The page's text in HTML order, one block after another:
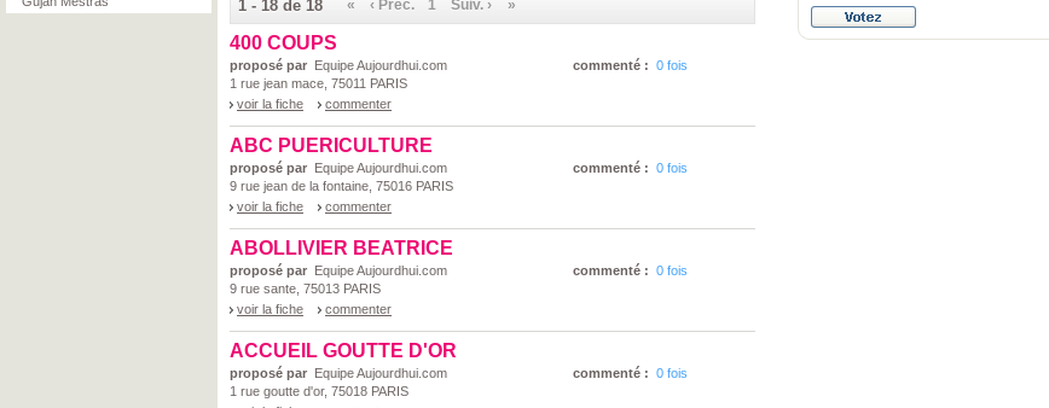
1 - 18 de 18 « ‹ Préc. 1 Suiv. › »
400 COUPS
proposé par Equipe Aujourdhui.com commenté : 0 fois
1 rue jean mace, 75011 PARIS
voir la fiche
commenter
ABC PUERICULTURE
proposé par Equipe Aujourdhui.com commenté : 0 fois
9 rue jean de la fontaine, 75016 PARIS
voir la fiche
commenter
ABOLLIVIER BEATRICE
proposé par Equipe Aujourdhui.com commenté : 0 fois
9 rue sante, 75013 PARIS
voir la fiche
commenter
ACCUEIL GOUTTE D'OR
proposé par Equipe Aujourdhui.com commenté : 0 fois
1 rue goutte d'or, 75018 PARIS